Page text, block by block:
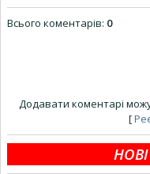
Всього коментарів: 0
Додавати коментарі
[